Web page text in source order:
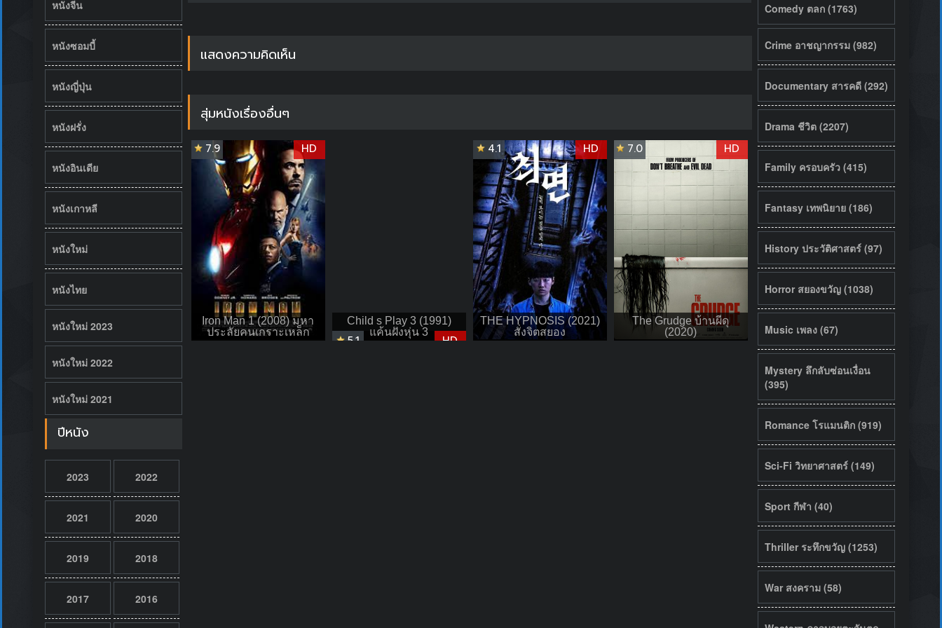
หนังจีน
หนังซอมบี้
หนังญี่ปุ่น
หนังฝรั่ง
หนังอินเดีย
หนังเกาหลี
หนังใหม่
หนังไทย
หนังใหม่ 2023
หนังใหม่ 2022
หนังใหม่ 2021
ปีหนัง
2023 2022
2021 2020
2019 2018
2017 2016
แสดงความคิดเห็น
สุ่มหนังเรื่องอื่นๆ
Iron Man 1 (2008) มหา
ประลัยคนเกราะเหล็ก
7.9 HD
Child s Play 3 (1991)
แค้นฝังหุ่น 3
5.1 HD
THE HYPNOSIS (2021)
สั่งจิตสยอง
4.1 HD
The Grudge บ้านผีดุ
(2020)
7.0 HD
Comedy ตลก (1763)
Crime อาชญากรรม (982)
Documentary สารคดี (292)
Drama ชีวิต (2207)
Family ครอบครัว (415)
Fantasy เทพนิยาย (186)
History ประวัติศาสตร์ (97)
Horror สยองขวัญ (1038)
Music เพลง (67)
Mystery ลึกลับซ่อนเงื่อน
(395)
Romance โรแมนติก (919)
Sci-Fi วิทยาศาสตร์ (149)
Sport กีฬา (40)
Thriller ระทึกขวัญ (1253)
War สงคราม (58)